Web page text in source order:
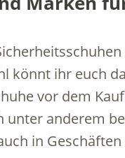
könnt ihr euch
vor dem
unter anderem
in